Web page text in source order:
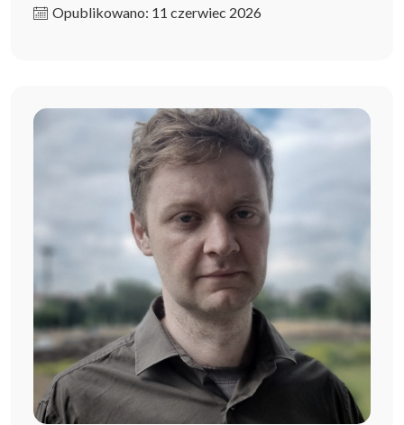
Opublikowano: 11 czerwiec 2026